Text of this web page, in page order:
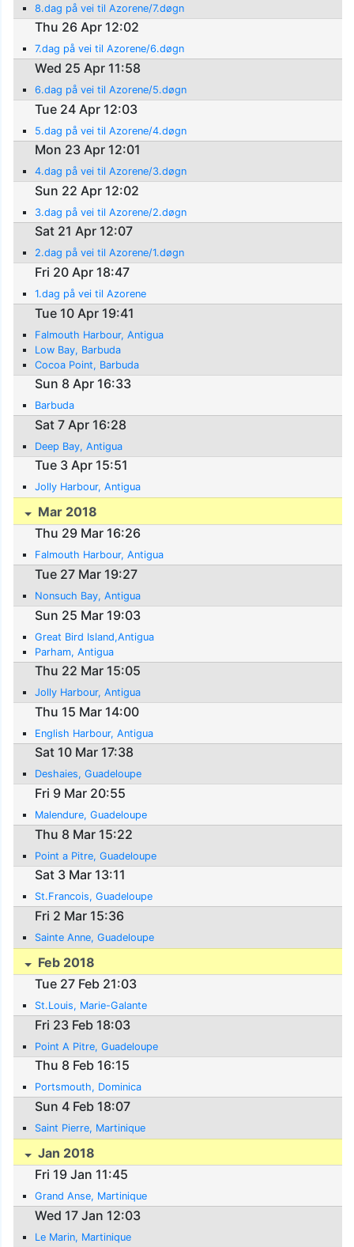
8.dag på vei til Azorene/7.døgn
Thu 26 Apr 12:02
7.dag på vei til Azorene/6.døgn
Wed 25 Apr 11:58
6.dag på vei til Azorene/5.døgn
Tue 24 Apr 12:03
5.dag på vei til Azorene/4.døgn
Mon 23 Apr 12:01
4.dag på vei til Azorene/3.døgn
Sun 22 Apr 12:02
3.dag på vei til Azorene/2.døgn
Sat 21 Apr 12:07
2.dag på vei til Azorene/1.døgn
Fri 20 Apr 18:47
1.dag på vei til Azorene
Tue 10 Apr 19:41
Falmouth Harbour, Antigua
Low Bay, Barbuda
Cocoa Point, Barbuda
Sun 8 Apr 16:33
Barbuda
Sat 7 Apr 16:28
Deep Bay, Antigua
Tue 3 Apr 15:51
Jolly Harbour, Antigua
Mar 2018
Thu 29 Mar 16:26
Falmouth Harbour, Antigua
Tue 27 Mar 19:27
Nonsuch Bay, Antigua
Sun 25 Mar 19:03
Great Bird Island,Antigua
Parham, Antigua
Thu 22 Mar 15:05
Jolly Harbour, Antigua
Thu 15 Mar 14:00
English Harbour, Antigua
Sat 10 Mar 17:38
Deshaies, Guadeloupe
Fri 9 Mar 20:55
Malendure, Guadeloupe
Thu 8 Mar 15:22
Point a Pitre, Guadeloupe
Sat 3 Mar 13:11
St.Francois, Guadeloupe
Fri 2 Mar 15:36
Sainte Anne, Guadeloupe
Feb 2018
Tue 27 Feb 21:03
St.Louis, Marie-Galante
Fri 23 Feb 18:03
Point A Pitre, Guadeloupe
Thu 8 Feb 16:15
Portsmouth, Dominica
Sun 4 Feb 18:07
Saint Pierre, Martinique
Jan 2018
Fri 19 Jan 11:45
Grand Anse, Martinique
Wed 17 Jan 12:03
Le Marin, Martinique